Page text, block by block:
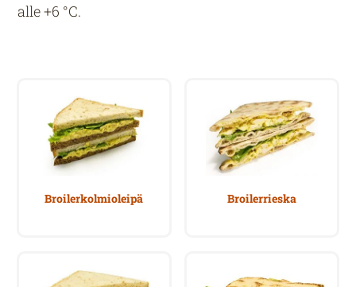
alle +6 °C.
Broilerkolmioleipä Broilerrieska